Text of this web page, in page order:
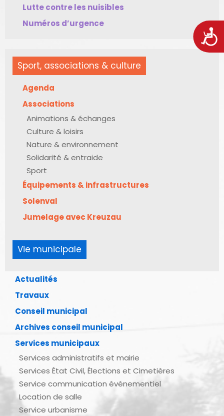
Lutte contre les nuisibles
Numéros d’urgence
Sport, associations & culture
Agenda
Associations
Animations & échanges
Culture & loisirs
Nature & environnement
Solidarité & entraide
Sport
Équipements & infrastructures
Solenval
Jumelage avec Kreuzau
Vie municipale
Actualités
Travaux
Conseil municipal
Archives conseil municipal
Services municipaux
Services administratifs et mairie
Services État Civil, Élections et Cimetières
Service communication événementiel
Location de salle
Service urbanisme